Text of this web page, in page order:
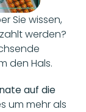
Sie wissen,
werden?
den Hals.
auf die
um mehr als